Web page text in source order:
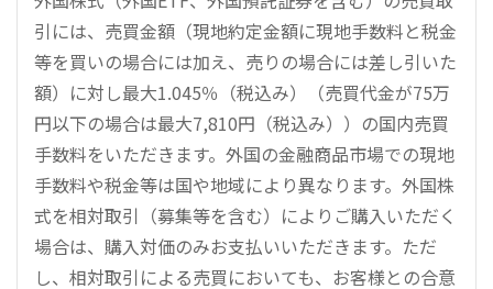
引には、売買金額（現地約定金額に現地手数料と税金
等を買いの場合には加え、売りの場合には差し引いた
額）に対し最大1.045％（税込み）（売買代金が75万
円以下の場合は最大7,810円（税込み））の国内売買
手数料をいただきます。外国の金融商品市場での現地
手数料や税金等は国や地域により異なります。外国株
式を相対取引（募集等を含む）によりご購入いただく
場合は、購入対価のみお支払いいただきます。ただ
し、相対取引による売買においても、お客様との合意